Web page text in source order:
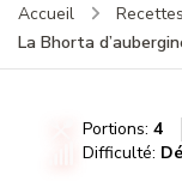
Accueil
Recettes
La Bhorta
Portions:4
Difficulté: